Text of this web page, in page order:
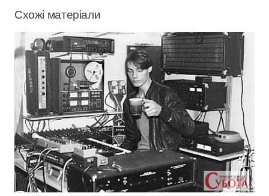
Схожі матеріали